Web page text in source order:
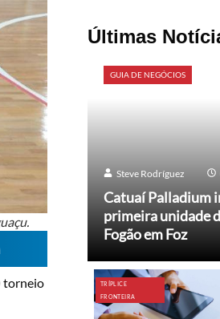
torneio
Últimas
GUIA DE NEGÓCIOS
Steve Rodríguez
Catuaí Palladium
primeira unidade
Fogão em Foz
TRÍPLICE
FRONTEIRA